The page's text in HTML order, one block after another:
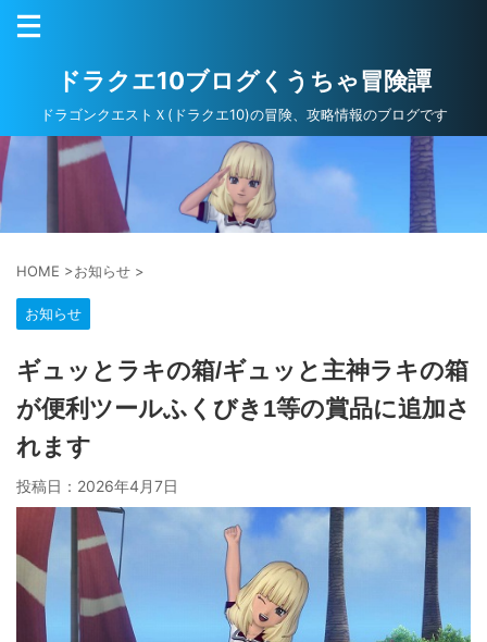
ドラクエ10ブログくうちゃ冒険譚
ドラゴンクエストＸ(ドラクエ10)の冒険、攻略情報のブログです
HOME >お知らせ >
お知らせ
ギュッとラキの箱/ギュッと主神ラキの箱
が便利ツールふくびき1等の賞品に追加さ
れます
投稿日： 2026年4月7日